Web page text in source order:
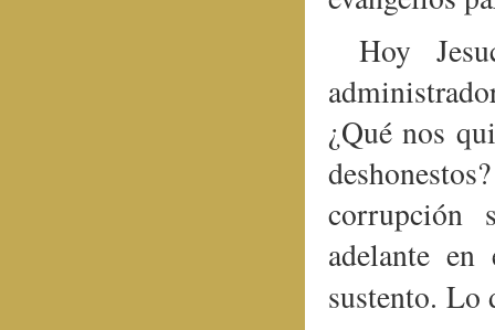
Hoy
¿Qué nos
corrupción
adelante
sustento. Lo